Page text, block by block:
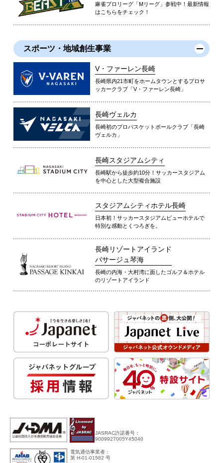
麻雀プロリーグ「Mリーグ」参戦中！最新情報
はこちらをチェック！
スポーツ・地域創生事業
V・ファーレン長崎
長崎県内21市町をホームタウンとするプロサ
ッカークラブ「V・ファーレン長崎」
長崎ヴェルカ
長崎初のプロバスケットボールクラブ「長崎
ヴェルカ」
長崎スタジアムシティ
長崎駅から徒歩約10分！サッカースタジアム
を中心とした大型複合施設
スタジアムシティホテル長崎
日本初！サッカースタジアムビューホテルで
特別な感動とくつろぎを。
長崎リゾートアイランド
パサージュ琴海
長崎の内海・大村湾に面したゴルフ＆ホテル
のリゾートアイランド
JASRAC許諾番号：
9009927005Y45040
電気通信事業者：
第 H-01-01582 号